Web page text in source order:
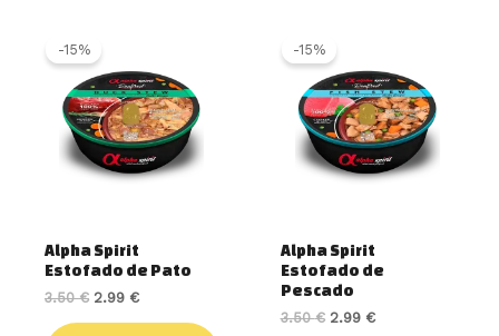
-15%
Alpha Spirit
Estofado de Pato
3.50€
original
era:
3.50 €.
2.99 €
es:
2.99 €.
-15%
Alpha Spirit
Estofado de
Pescado
3.50€
original
era:
3.50 €.
2.99 €
es:
2.99 €.